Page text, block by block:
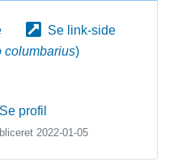
Se link-side
columbarius)
Se profil
2022-01-05